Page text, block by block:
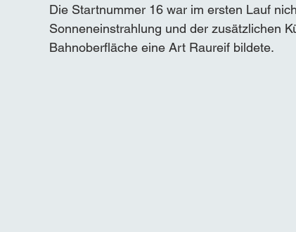
Die Startnummer 16 war im ersten Lauf
Sonneneinstrahlung und der zusätzlichen
Bahnoberfläche eine Art Raureif bildete.